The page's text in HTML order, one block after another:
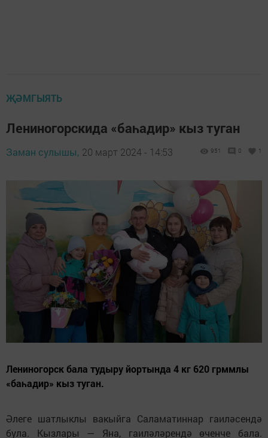
ҖӘМГЫЯТЬ
Лениногорскида «баһадир» кыз туган
Заман сулышы, 20 март 2024 - 14:53 951 0 1
Лениногорск бала тудыру йортында 4 кг 620 грммлы
«баһадир» кыз туган.
Әлеге шатлыклы вакыйга Саламатиннар гаиләсендә
була. Кызлары — Яна, гаиләләрендә өченче бала.